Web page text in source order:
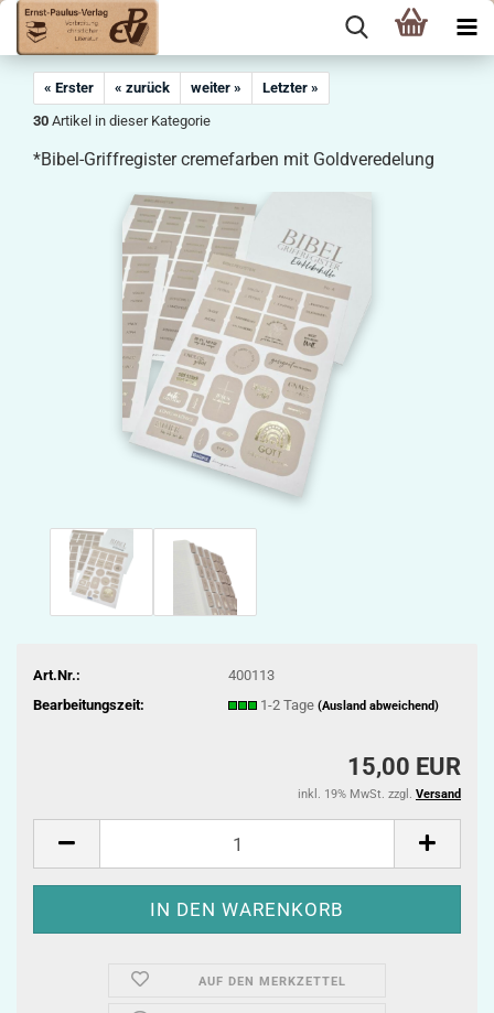
« Erster « zurück weiter »
Letzter »
30 Artikel in dieser Kategorie
*Bibel-Griffregister cremefarben mit Goldveredelung
Art.Nr.:
400113
Bearbeitungszeit:
1-2 Tage (Ausland abweichend)
15,00 EUR
inkl. 19% MwSt. zzgl. Versand
AUF DEN MERKZETTEL